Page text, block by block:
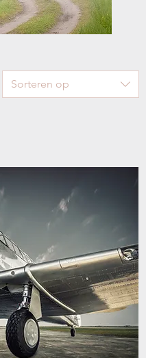
Sorteren op